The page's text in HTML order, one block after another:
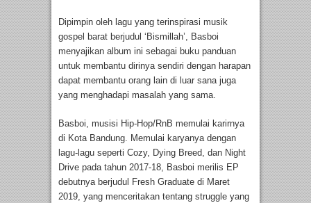
Dipimpin oleh lagu yang terinspirasi musik
gospel barat berjudul ‘Bismillah’, Basboi
menyajikan album ini sebagai buku panduan
untuk membantu dirinya sendiri dengan harapan
dapat membantu orang lain di luar sana juga
yang menghadapi masalah yang sama.
Basboi, musisi Hip-Hop/RnB memulai karirnya
di Kota Bandung. Memulai karyanya dengan
lagu-lagu seperti Cozy, Dying Breed, dan Night
Drive pada tahun 2017-18, Basboi merilis EP
debutnya berjudul Fresh Graduate di Maret
2019, yang menceritakan tentang struggle yang